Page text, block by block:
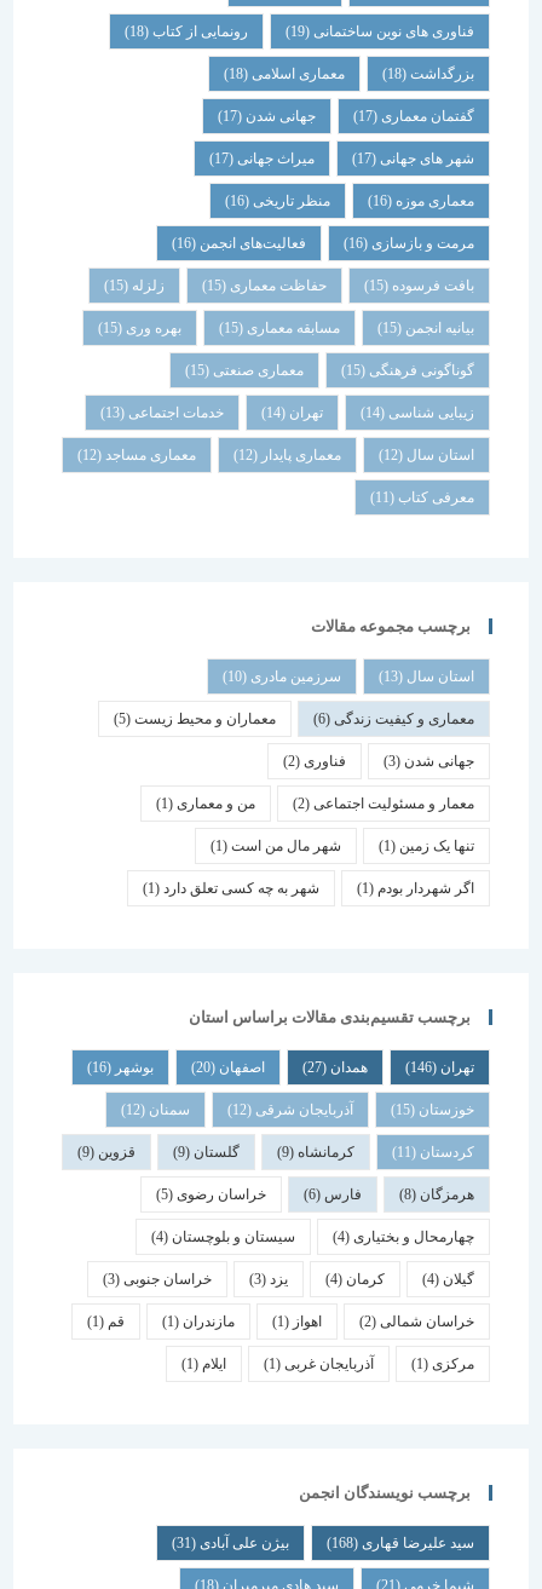
فناوری های نوین ساختمانی(19) رونمایی از کتاب (18)
بزرگداشت (18) معماری اسلامی(18)
گفتمان معماری (17) جهانی شدن(17)
شهر های جهانی(17) میراث جهانی(17)
معماری موزه(16) منظر تاریخی (16)
مرمت و بازسازی(16) فعالیت‌های انجمن(16)
بافت فرسوده (15) حفاظت معماری (15) زلزله
بیانیه انجمن(15) مسابقه معماری (15) بهره وری(15)
گوناگونی فرهنگی (15) معماری صنعتی(15)
زیبایی شناسی (14) تهران خدمات اجتماعی (13)
استان سال(12) معماری پایدار (12) معماری مساجد(12)
معرفی کتاب(11)
برچسب مجموعه مقالات
استان سال(13) سرزمین مادری(10)
معماری و کیفیت زندگی(6) معماران و محیط زیست(5)
جهانی شدن(3) فناوری (2)
معمار و مسئولیت اجتماعی (2) من و معماری (1)
تنها یک زمین(1) شهر مال من است(1)
اگر شهردار بودم (1) شهر به چه کسی تعلق دارد(1)
برچسب تقسیم‌بندی مقالات براساس استان
همدان اصفهان (20) بوشهر
خوزستان(15) آذربایجان شرقی(12) سمنان (12)
کردستان(11) کرمانشاه(9) گلستان (9) قزوین
هرمزگان(8) فارس خراسان رضوی(5)
چهارمحال و بختیاری (4) سیستان و بلوچستان(4)
کرمان یزد خراسان جنوبی(3)
خراسان شمالی(2) اهواز مازندران(1) قم
(1) آذربایجان غربی(1) ایلام
برچسب نویسندگان انجمن
سید علیرضا قهاری(168) بیژن علی آبادی(31)